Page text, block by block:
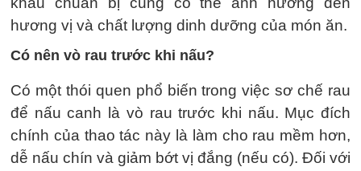
hương vị và chất lượng dinh dưỡng của món ăn.
Có nên vò rau trước khi nấu?
Có một thói quen phổ biến trong việc sơ chế rau
để nấu canh là vò rau trước khi nấu. Mục đích
chính của thao tác này là làm cho rau mềm hơn,
dễ nấu chín và giảm bớt vị đắng (nếu có). Đối với